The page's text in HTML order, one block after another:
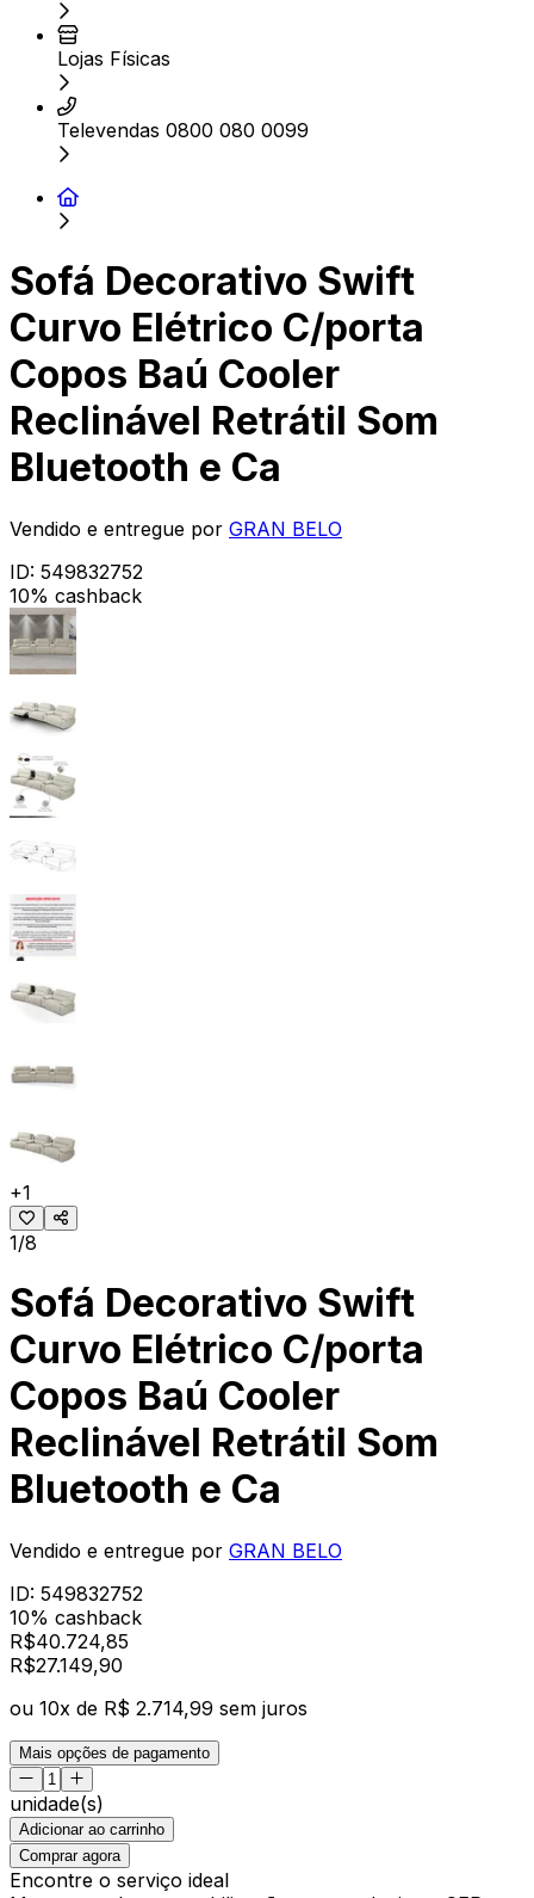
Lojas Físicas
Televendas 0800 080 0099
Sofá Decorativo Swift
Curvo Elétrico C/porta
Copos Baú Cooler
Reclinável Retrátil Som
Bluetooth e Ca
Vendido e entregue por GRAN BELO
ID: 549832752
10% cashback
+1
1/8
Sofá Decorativo Swift
Curvo Elétrico C/porta
Copos Baú Cooler
Reclinável Retrátil Som
Bluetooth e Ca
Vendido e entregue por GRAN BELO
ID: 549832752
10% cashback
R$40.724,85
R$27.149,90
ou 10x de R$ 2.714,99 sem juros
Mais opções de pagamento
unidade(s)
Adicionar ao carrinho
Comprar agora
Encontre o serviço ideal